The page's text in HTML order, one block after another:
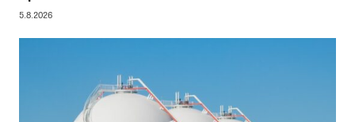
5.8.2026